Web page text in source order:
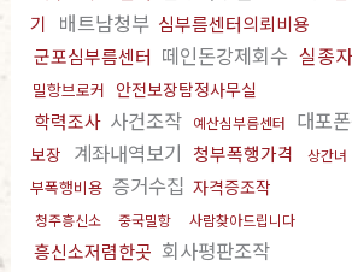
기
배트남청부 심부름센터의뢰비용
군포심부름센터 떼인돈강제회수 실종
밀항브로커 안전보장탐정사무실
학력조사 사건조작 예산심부름센터 대포
보장 계좌내역보기 청부폭행가격 상간녀
부폭행비용 증거수집 자격증조작
청주흥신소 중국밀항 사람찾아드립니다
흥신소저렴한곳 회사평판조작